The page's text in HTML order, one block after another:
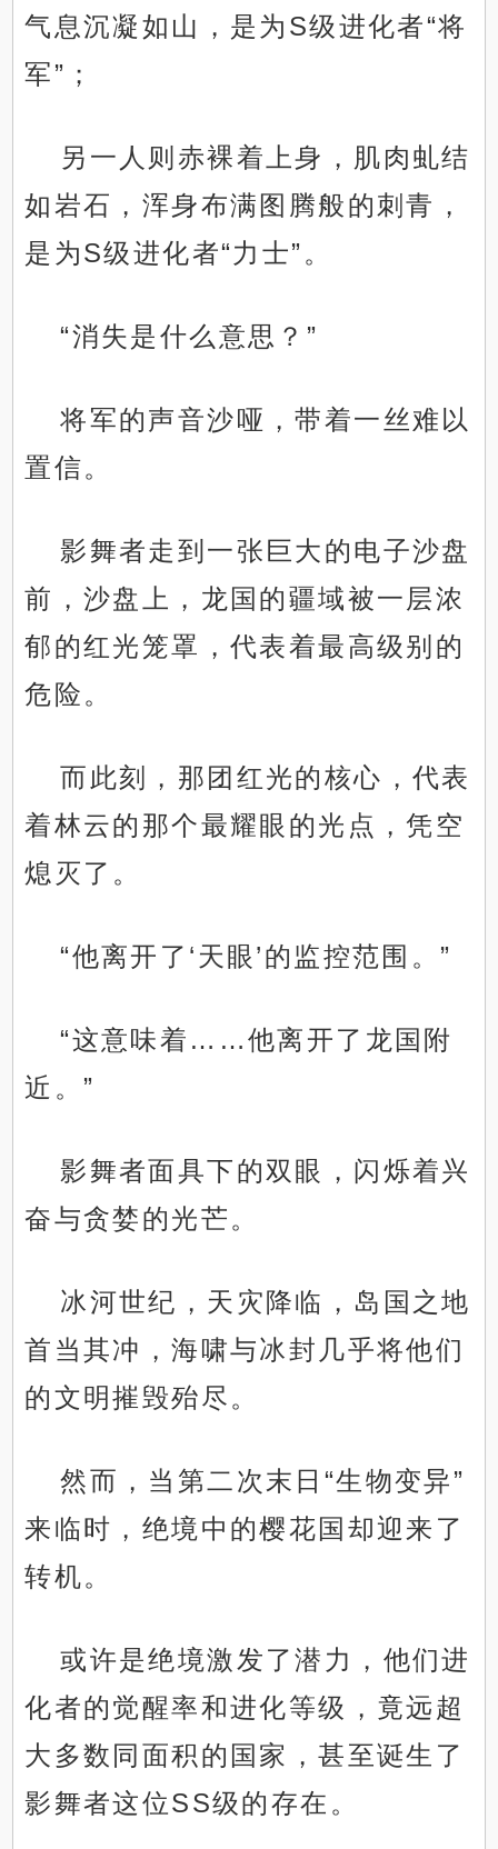
气息沉凝如山，是为S级进化者“将
军”；
另一人则赤裸着上身，肌肉虬结
如岩石，浑身布满图腾般的刺青，
是为S级进化者“力士”。
“消失是什么意思？”
将军的声音沙哑，带着一丝难以
置信。
影舞者走到一张巨大的电子沙盘
前，沙盘上，龙国的疆域被一层浓
郁的红光笼罩，代表着最高级别的
危险。
而此刻，那团红光的核心，代表
着林云的那个最耀眼的光点，凭空
熄灭了。
“他离开了‘天眼’的监控范围。”
“这意味着……他离开了龙国附
近。”
影舞者面具下的双眼，闪烁着兴
奋与贪婪的光芒。
冰河世纪，天灾降临，岛国之地
首当其冲，海啸与冰封几乎将他们
的文明摧毁殆尽。
然而，当第二次末日“生物变异”
来临时，绝境中的樱花国却迎来了
转机。
或许是绝境激发了潜力，他们进
化者的觉醒率和进化等级，竟远超
大多数同面积的国家，甚至诞生了
影舞者这位SS级的存在。